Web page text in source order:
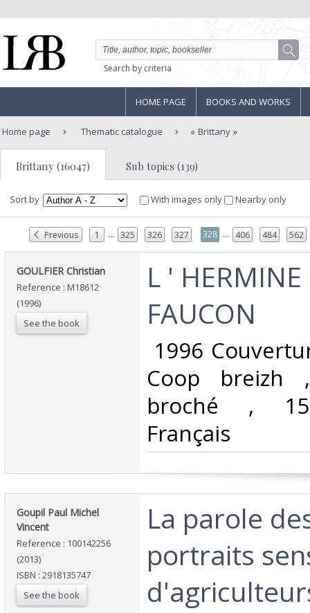
Search by criteria
HOME PAGE BOOKS AND WORKS
Home page Thematic catalogue Brittany
Brittany (16047) Sub topics (139)
Sort by With images only Nearby only
Previous 1 ... 325 326 327 328 ... 406 484 562
‎GOULFIER Christian‎
Reference : M18612
(1996)
See the book
‎L ' HERMINE
FAUCON‎
1996
Coop
broché ,
Français ‎
‎Goupil Paul Michel
Vincent‎
Reference : 100142256
(2013)
ISBN : 2918135747
See the book
‎La parole
portraits